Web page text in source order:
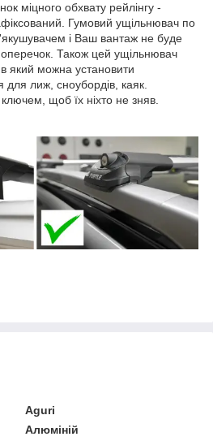
міцного обхвату рейлінгу -
Гумовий ущільнювач по
і Ваш вантаж не буде
Також цей ущільнювач
який можна установити
для лиж, сноубордів, каяк.
щоб їх ніхто не зняв.
Aguri
Алюміній